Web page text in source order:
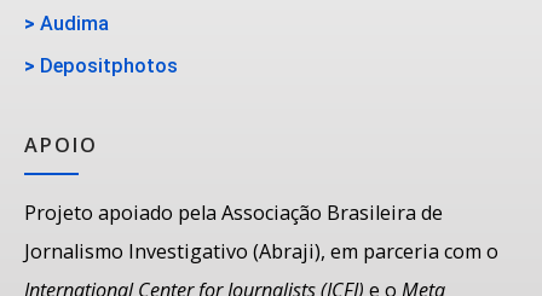
> Audima
> Depositphotos
APOIO
Projeto apoiado pela Associação Brasileira de
Jornalismo Investigativo (Abraji), em parceria com o
International Center for Journalists (ICFJ) e o Meta